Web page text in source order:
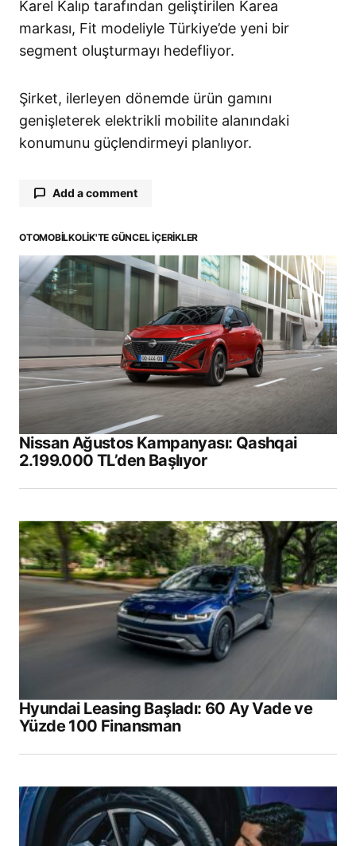
Karel Kalıp tarafından geliştirilen Karea
markası, Fit modeliyle Türkiye’de yeni bir
segment oluşturmayı hedefliyor.
Şirket, ilerleyen dönemde ürün gamını
genişleterek elektrikli mobilite alanındaki
konumunu güçlendirmeyi planlıyor.
Add a comment
E-posta adresiniz yayınlanmayacak. Gerekli
alanlar
* ile işaretlenmişlerdir
Comment
Your E-mail*
adım, e-posta adresim ve site adresim bu
tarayıcıya kaydedilsin.
Submit Comment
OTOMOBILKOLIK'TE GÜNCEL İÇERIKLER
Nissan Ağustos Kampanyası: Qashqai
2.199.000 TL’den Başlıyor
Hyundai Leasing Başladı: 60 Ay Vade ve
Yüzde 100 Finansman